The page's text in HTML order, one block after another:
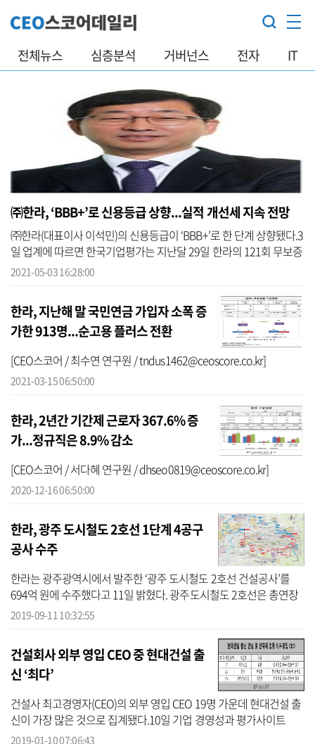
전체뉴스 심층분석 거버넌스 전자 IT
㈜한라, ‘BBB+’로 신용등급 상향...실적 개선세 지속 전망
㈜한라(대표이사 이석민)의 신용등급이 ‘BBB+’로 한 단계 상향됐다.3
일 업계에 따르면 한국기업평가는 지난달 29일 한라의 121회 무보증
사채 신용등급을 BBB0(긍정적)에서 ‘BBB+(안정적)’으로 상향했다.
2021-05-03 16:28:00
한라, 지난해 말 국민연금 가입자 소폭 증
가한 913명...순고용 플러스 전환
[CEO스코어 / 최수연 연구원 / tndus1462@ceoscore.co.kr]
2021-03-15 06:50:00
한라, 2년간 기간제 근로자 367.6% 증
가...정규직은 8.9% 감소
[CEO스코어 / 서다혜 연구원 / dhseo0819@ceoscore.co.kr]
2020-12-16 06:50:00
한라, 광주 도시철도 2호선 1단계 4공구
공사 수주
한라는 광주광역시에서 발주한 ‘광주 도시철도 2호선 건설공사’를
694억 원에 수주했다고 11일 밝혔다. 광주도시철도 2호선은 총연장
41.843㎞로 지방에서는 첫 순환선으로 건설된다. 한라에서 수주한 1
2019-09-11 10:32:55
건설회사 외부 영입 CEO 중 현대건설 출
신 ‘최다’
건설사 최고경영자(CEO)의 외부 영입 CEO 19명 가운데 현대건설 출
신이 가장 많은 것으로 집계됐다.10일 기업 경영성과 평가사이트
CEO스코어가 지난 1월 4일 기준 국내 500대 기업 현직 대표이사(내
2019-01-10 07:06:43